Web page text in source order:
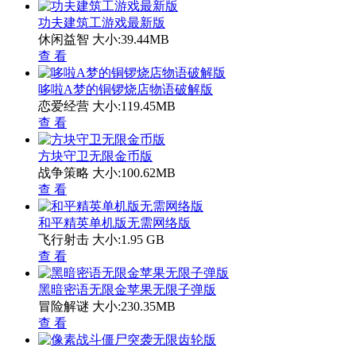
功夫建筑工游戏最新版
休闲益智 大小:39.44MB
查 看
哆啦A梦的铜锣烧店物语破解版
恋爱经营 大小:119.45MB
查 看
方块守卫无限金币版
战争策略 大小:100.62MB
查 看
和平精英单机版无需网络版
飞行射击 大小:1.95 GB
查 看
黑暗密语无限金苹果无限子弹版
冒险解谜 大小:230.35MB
查 看